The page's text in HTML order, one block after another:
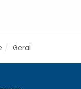
Geral